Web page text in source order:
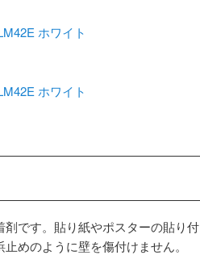
ホワイト
ホワイト
です。貼り紙やポスターの貼り付
めのように壁を傷付けません。